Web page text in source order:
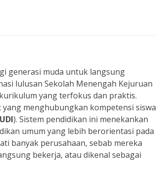
generasi muda untuk langsung
lulusan Sekolah Menengah Kejuruan
yang terfokus dan praktis.
menghubungkan kompetensi siswa
). Sistem pendidikan ini menekankan
umum yang lebih berorientasi pada
banyak perusahaan, sebab mereka
bekerja, atau dikenal sebagai